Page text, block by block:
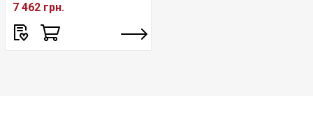
7 462 грн.